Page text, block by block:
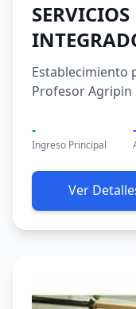
Establecimiento
Profesor Agripin
-
Ingreso Principal
-
Ver